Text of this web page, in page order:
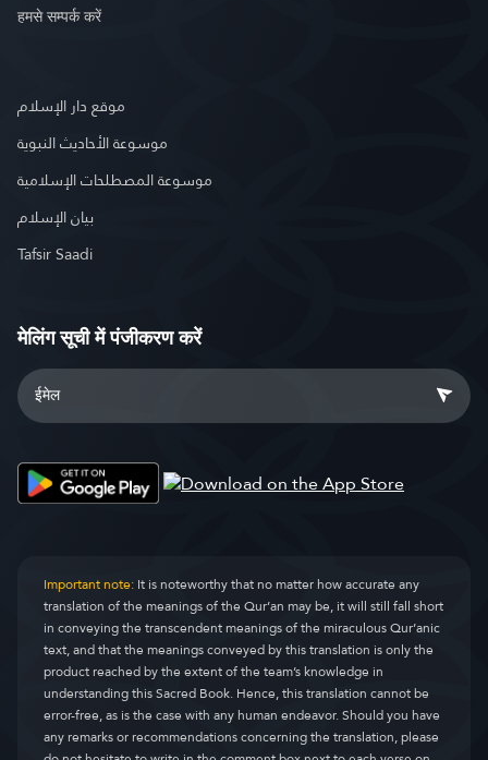
हमसे सम्पर्क करें
موقع دار الإسلام
موسوعة الأحاديث النبوية
موسوعة المصطلحات الإسلامية
بيان الإسلام
Tafsir Saadi
मेलिंग सूची में पंजीकरण करें
Important note:It is noteworthy that no matter how accurate any
translation of the meanings of the Qur’an may be, it will still fall short
in conveying the transcendent meanings of the miraculous Qur’anic
text, and that the meanings conveyed by this translation is only the
product reached by the extent of the team’s knowledge in
understanding this Sacred Book. Hence, this translation cannot be
error-free, as is the case with any human endeavor. Should you have
any remarks or recommendations concerning the translation, please